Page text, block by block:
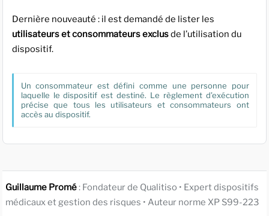
Dernière nouveauté : il est demandé de lister les
utilisateurs et consommateurs exclusde l’utilisation du
dispositif.
Un consommateur est défini comme une personne pour
laquelle le dispositif est destiné. Le règlement d’exécution
précise que tous les utilisateurs et consommateurs ont
accès au dispositif.
Guillaume Promé: Fondateur de Qualitiso • Expert dispositifs
médicaux et gestion des risques • Auteur norme XP S99-223